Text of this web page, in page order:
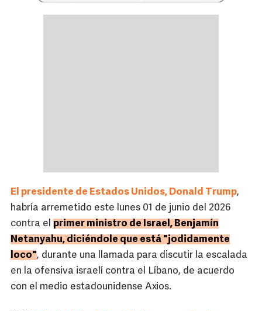
El presidente de Estados Unidos, Donald Trump,
habría arremetido este lunes 01 de junio del 2026
contra el primer ministro de Israel, Benjamín
Netanyahu, diciéndole que está "jodidamente
loco", durante una llamada para discutir la escalada
en la ofensiva israelí contra el Líbano, de acuerdo
con el medio estadounidense Axios.